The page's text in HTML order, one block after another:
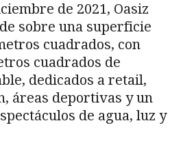
de 2021, Oasiz
sobre una superficie
cuadrados, con
cuadrados de
dedicados a retail,
áreas deportivas y un
de agua, luz y